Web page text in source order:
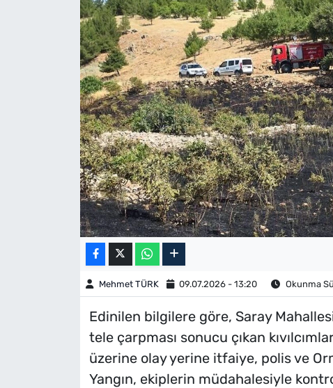
Mehmet TÜRK 09.07.2026 - 13:20 Okunma
Edinilen bilgilere göre, Saray
tele çarpması sonucu çıkan
üzerine olay yerine itfaiye, polis ve
Yangın, ekiplerin müdahalesiyle